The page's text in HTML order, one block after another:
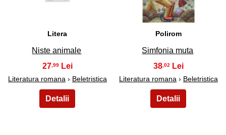
Litera
Niste animale
27,99
Literatura romana › Beletristica
Polirom
Simfonia muta
38 ,02
Literatura romana › Beletristica